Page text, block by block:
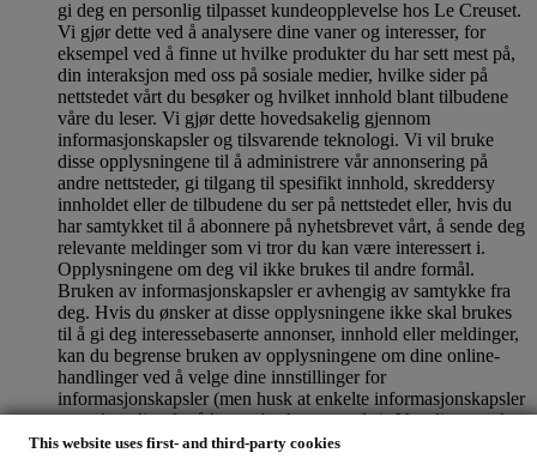
This website uses first- and third-party cookies
gi deg en personlig tilpasset kundeopplevelse hos Le Creuset.
Vi gjør dette ved å analysere dine vaner og interesser, for
eksempel ved å finne ut hvilke produkter du har sett mest på,
din interaksjon med oss på sosiale medier, hvilke sider på
nettstedet vårt du besøker og hvilket innhold blant tilbudene
våre du leser. Vi gjør dette hovedsakelig gjennom
informasjonskapsler og tilsvarende teknologi. Vi vil bruke
disse opplysningene til å administrere vår annonsering på
andre nettsteder, gi tilgang til spesifikt innhold, skreddersy
innholdet eller de tilbudene du ser på nettstedet eller, hvis du
har samtykket til å abonnere på nyhetsbrevet vårt, å sende deg
relevante meldinger som vi tror du kan være interessert i.
Opplysningene om deg vil ikke brukes til andre formål.
Bruken av informasjonskapsler er avhengig av samtykke fra
deg. Hvis du ønsker at disse opplysningene ikke skal brukes
til å gi deg interessebaserte annonser, innhold eller meldinger,
kan du begrense bruken av opplysningene om dine online-
handlinger ved å velge dine innstillinger for
informasjonskapsler (men husk at enkelte informasjonskapsler
er nødvendige for å kunne bruke nettstedet). Vennligst merk
deg at dette ikke fratar deg muligheten til å få tilsendt